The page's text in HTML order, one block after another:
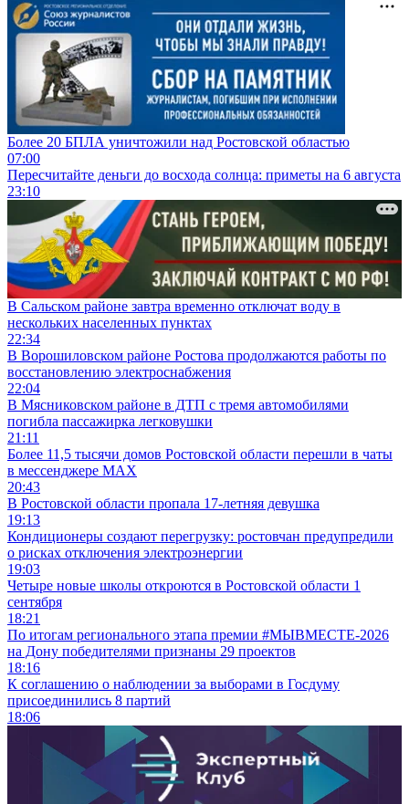
Более 20 БПЛА уничтожили над Ростовской областью
07:00
Пересчитайте деньги до восхода солнца: приметы на 6 августа
23:10
В Сальском районе завтра временно отключат воду в
нескольких населенных пунктах
22:34
В Ворошиловском районе Ростова продолжаются работы по
восстановлению электроснабжения
22:04
В Мясниковском районе в ДТП с тремя автомобилями
погибла пассажирка легковушки
21:11
Более 11,5 тысячи домов Ростовской области перешли в чаты
в мессенджере MAX
20:43
В Ростовской области пропала 17-летняя девушка
19:13
Кондиционеры создают перегрузку: ростовчан предупредили
о рисках отключения электроэнергии
19:03
Четыре новые школы откроются в Ростовской области 1
сентября
18:21
По итогам регионального этапа премии #МЫВМЕСТЕ-2026
на Дону победителями признаны 29 проектов
18:16
К соглашению о наблюдении за выборами в Госдуму
присоединились 8 партий
18:06